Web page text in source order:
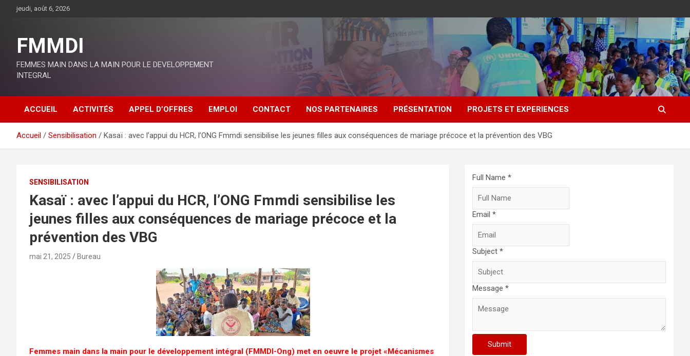
jeudi, août 6, 2026
FMMDI
FEMMES MAIN DANS LA MAIN POUR LE DEVELOPPEMENT
INTEGRAL
ACCUEIL ACTIVITÉS APPEL D’OFFRES EMPLOI CONTACT NOS PARTENAIRES PRÉSENTATION PROJETS ET EXPERIENCES
Accueil Sensibilisation Kasaï : avec l’appui du HCR, l’ONG Fmmdi sensibilise les jeunes filles aux conséquences de mariage précoce et la prévention des VBG
SENSIBILISATION
Kasaï : avec l’appui du HCR, l’ONG Fmmdi sensibilise les
jeunes filles aux conséquences de mariage précoce et la
prévention des VBG
mai 21, 2025 Bureau
Femmes main dans la main pour le développement intégral (FMMDI-Ong) met en oeuvre le projet «Mécanismes
Full Name *
Email *
Subject *
Message *
Submit